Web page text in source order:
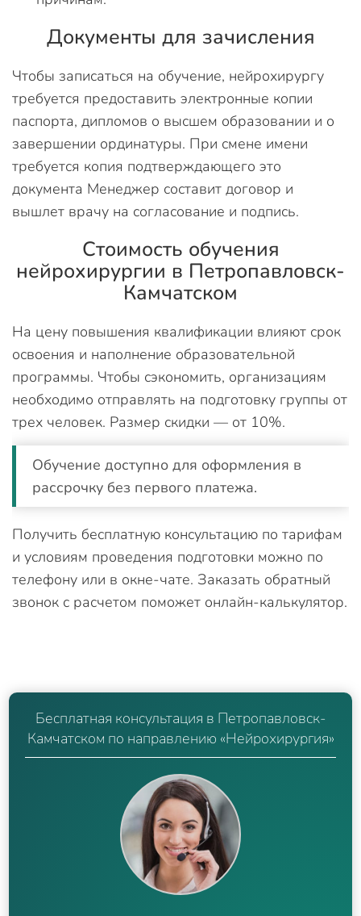
Документы для зачисления
Чтобы записаться на обучение, нейрохирургу
требуется предоставить электронные копии
паспорта, дипломов о высшем образовании и о
завершении ординатуры. При смене имени
требуется копия подтверждающего это
документа Менеджер составит договор и
вышлет врачу на согласование и подпись.
Стоимость обучения
нейрохирургии в Петропавловск-
Камчатском
На цену повышения квалификации влияют срок
освоения и наполнение образовательной
программы. Чтобы сэкономить, организациям
необходимо отправлять на подготовку группы от
трех человек. Размер скидки — от 10%.
Обучение доступно для оформления в
рассрочку без первого платежа.
Получить бесплатную консультацию по тарифам
и условиям проведения подготовки можно по
телефону или в окне-чате. Заказать обратный
звонок с расчетом поможет онлайн-калькулятор.
Бесплатная консультация в Петропавловск-
Камчатском по направлению «Нейрохирургия»